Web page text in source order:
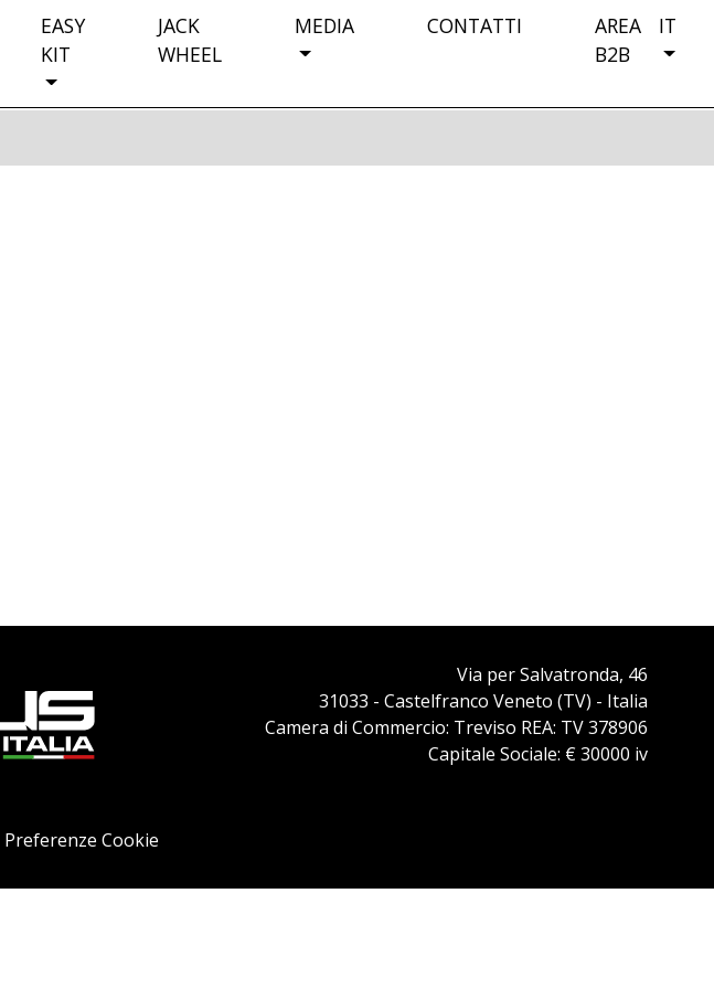
EASY
KIT
JACK
WHEEL
MEDIA CONTATTI
AREA
B2B
IT
Via per Salvatronda, 46
31033 - Castelfranco Veneto (TV) - Italia
Camera di Commercio: Treviso REA: TV 378906
Capitale Sociale: € 30000 iv
Preferenze Cookie